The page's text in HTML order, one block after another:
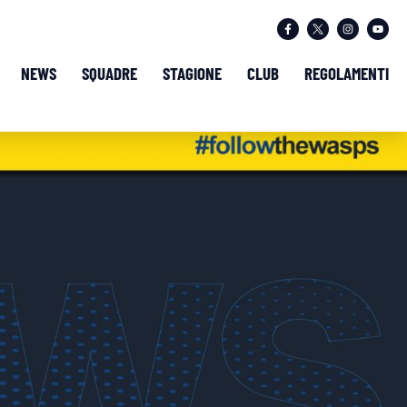
NEWS SQUADRE STAGIONE CLUB REGOLAMENTI